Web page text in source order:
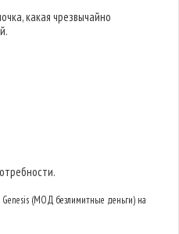
какая чрезвычайно
Genesis (МОД безлимитные деньги) на